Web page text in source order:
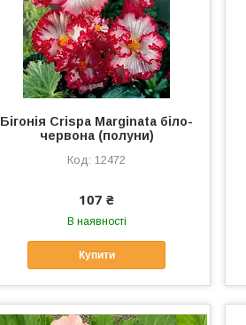
Бігонія Crispa Marginata біло-
червона (полуни)
12472
107 ₴
В наявності
Купити